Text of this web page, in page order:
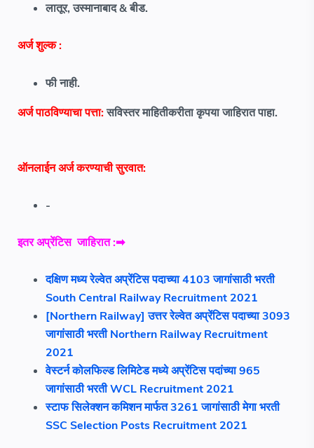
लातूर, उस्मानाबाद & बीड.
अर्ज शुल्क:
फी नाही.
अर्ज पाठविण्याचा पत्ता:सविस्तर माहितीकरीता कृपया जाहिरात पाहा.
ऑनलाईन अर्ज करण्याची सुरवात:
-
इतरअप्रेंटिस जाहिरात :➡
दक्षिण मध्य रेल्वेत अप्रेंटिस पदाच्या 4103 जागांसाठी भरती
South Central Railway Recruitment 2021
[Northern Railway] उत्तर रेल्वेत अप्रेंटिस पदाच्या 3093
जागांसाठी भरती Northern Railway Recruitment
2021
वेस्टर्न कोलफिल्ड लिमिटेड मध्ये अप्रेंटिस पदांच्या 965
जागांसाठी भरती WCL Recruitment 2021
स्टाफ सिलेक्शन कमिशन मार्फत 3261 जागांसाठी मेगा भरती
SSC Selection Posts Recruitment 2021